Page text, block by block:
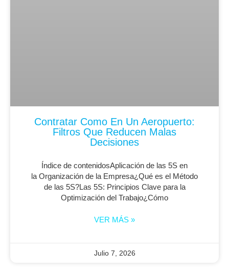
Contratar Como En Un Aeropuerto:
Filtros Que Reducen Malas
Decisiones
Índice de contenidosAplicación de las 5S en
la Organización de la Empresa¿Qué es el Método
de las 5S?Las 5S: Principios Clave para la
Optimización del Trabajo¿Cómo
VER MÁS »
Julio 7, 2026